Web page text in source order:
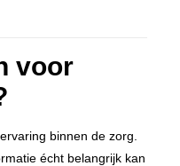
voor
binnen de zorg.
écht belangrijk kan